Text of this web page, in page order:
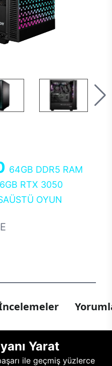
64GB DDR5 RAM
RTX 3050
OYUN
Yarat
ile geçmiş yüzlerce